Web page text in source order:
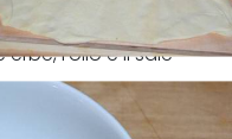
l'olio e il sale